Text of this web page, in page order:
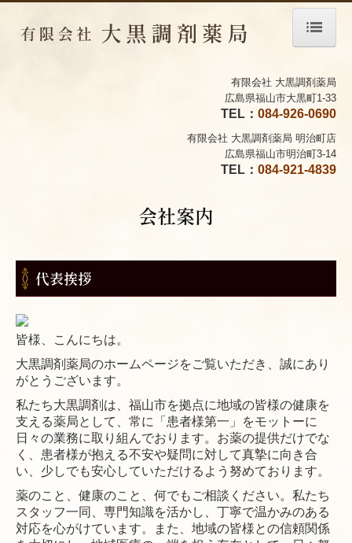
有限会社 大黒調剤薬局
広島県福山市大黒町1-33
TEL： 084-926-0690
有限会社 大黒調剤薬局 明治町店
広島県福山市明治町3-14
TEL： 084-921-4839
会社案内
代表挨拶
皆様、こんにちは。
大黒調剤薬局のホームページをご覧いただき、誠にあり
がとうございます。
私たち大黒調剤は、福山市を拠点に地域の皆様の健康を
支える薬局として、常に「患者様第一」をモットーに
日々の業務に取り組んでおります。お薬の提供だけでな
く、患者様が抱える不安や疑問に対して真摯に向き合
い、少しでも安心していただけるよう努めております。
薬のこと、健康のこと、何でもご相談ください。私たち
スタッフ一同、専門知識を活かし、丁寧で温かみのある
対応を心がけています。また、地域の皆様との信頼関係